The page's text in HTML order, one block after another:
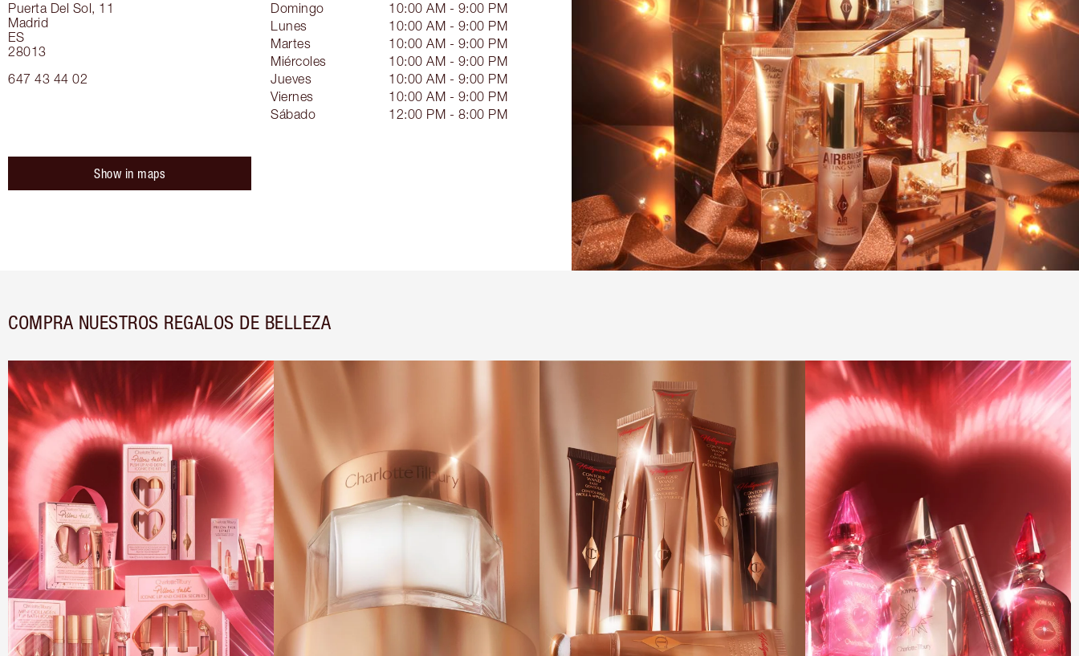
Puerta Del Sol, 11
Madrid
ES
28013
647 43 44 02
Domingo
10:00 AM - 9:00 PM
Lunes
10:00 AM - 9:00 PM
Martes
10:00 AM - 9:00 PM
Miércoles
10:00 AM - 9:00 PM
Jueves
10:00 AM - 9:00 PM
Viernes
10:00 AM - 9:00 PM
Sábado
12:00 PM - 8:00 PM
Show in maps
COMPRA NUESTROS REGALOS DE BELLEZA